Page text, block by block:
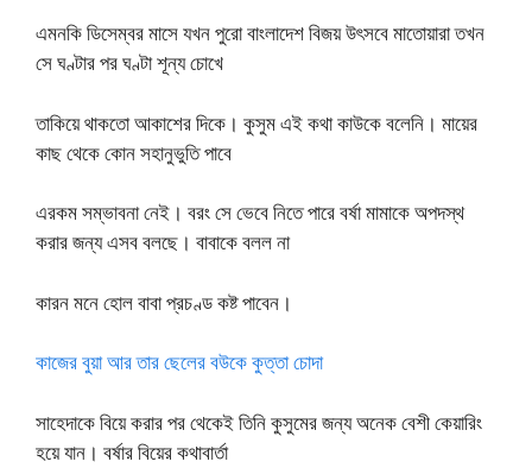
এমনকি ডিসেম্বর মাসে যখন পুরো বাংলাদেশ বিজয় উৎসবে মাতোয়ারা তখন
সে ঘণ্টার পর ঘণ্টা শূন্য চোখে
তাকিয়ে থাকতো আকাশের দিকে। কুসুম এই কথা কাউকে বলেনি। মায়ের
কাছ থেকে কোন সহানুভুতি পাবে
এরকম সম্ভাবনা নেই। বরং সে ভেবে নিতে পারে বর্ষা মামাকে অপদস্থ
করার জন্য এসব বলছে। বাবাকে বলল না
কারন মনে হোল বাবা প্রচণ্ড কষ্ট পাবেন।
কাজের বুয়া আর তার ছেলের বউকে কুত্তা চোদা
সাহেদাকে বিয়ে করার পর থেকেই তিনি কুসুমের জন্য অনেক বেশী কেয়ারিং
হয়ে যান। বর্ষার বিয়ের কথাবার্তা